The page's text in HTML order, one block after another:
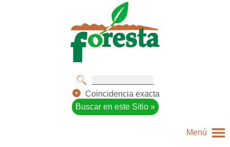
Coincidencia exacta
Menú